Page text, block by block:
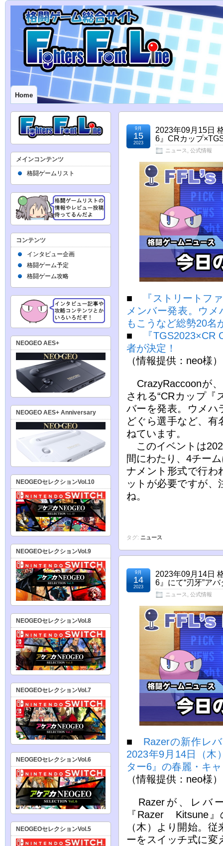
Home
2023年09月15日
6』CRカップ
ニュース 公式情報
9月
15
2023
■
『ストリートフ
メンバー発表。ウ
もこうなど総勢20名
■
『
者が決定！
（情報提供：neo様）
CrazyRaccoonが
される“CRカップ『
バーを発表。ウメハ
どぐら選手など、
ねています。
このイベントは
間にわたり、4チー
ナメント形式で行わ
ットが必要ですが
ね。
タグ: ニュース
2023年09月14日
6』にて“刃牙”ア
ニュース 公式情報
9月
14
2023
■ Razerの新作レ
2023年9月14日（木
ター6』の春麗・キ
（情報提供：neo様）
Razerが、レバ
『Razer Kitsune
（木）より開始。
ーをスイッチ式に変
メインコンテンツ
格闘ゲームリスト
コンテンツ
インタビュー企画
格闘ゲーム予定
格闘ゲーム攻略
NEOGEO AES+
NEOGEO AES+ Anniversary
NEOGEOセレクションVol.10
NEOGEOセレクションVol.9
NEOGEOセレクションVol.8
NEOGEOセレクションVol.7
NEOGEOセレクションVol.6
NEOGEOセレクションVol.5